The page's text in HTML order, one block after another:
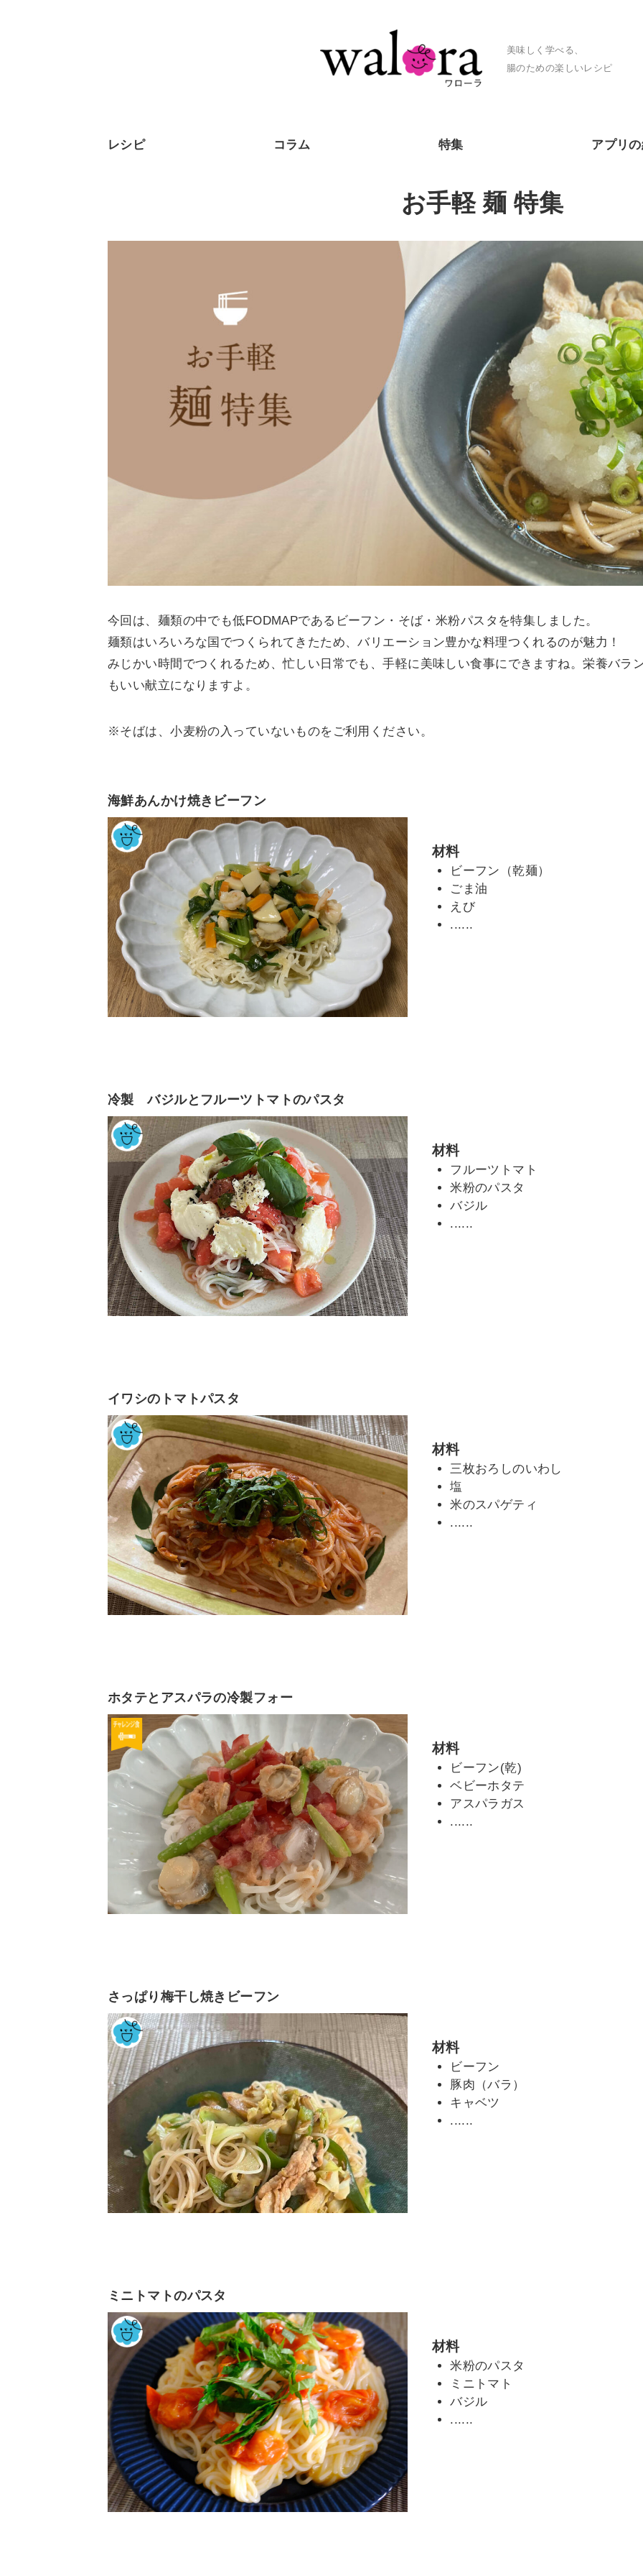
美味しく学べる、
腸のための楽しいレシピ
レシピ コラム 特集 アプリ
お手軽 麺 特集
今回は、麺類の中でも低FODMAPであるビーフン・そば・米粉パスタを特集しました。
麺類はいろいろな国でつくられてきたため、バリエーション豊かな料理つくれるのが魅力！
みじかい時間でつくれるため、忙しい日常でも、手軽に美味しい食事にできますね。栄養バラ
もいい献立になりますよ。
※そばは、小麦粉の入っていないものをご利用ください。
海鮮あんかけ焼きビーフン
材料
ビーフン（乾麺）
ごま油
えび
......
冷製 バジルとフルーツトマトのパスタ
材料
フルーツトマト
米粉のパスタ
バジル
......
イワシのトマトパスタ
材料
三枚おろしのいわし
塩
米のスパゲティ
......
ホタテとアスパラの冷製フォー
材料
ビーフン(乾)
ベビーホタテ
アスパラガス
......
さっぱり梅干し焼きビーフン
材料
ビーフン
豚肉（バラ）
キャベツ
......
ミニトマトのパスタ
材料
米粉のパスタ
ミニトマト
バジル
......